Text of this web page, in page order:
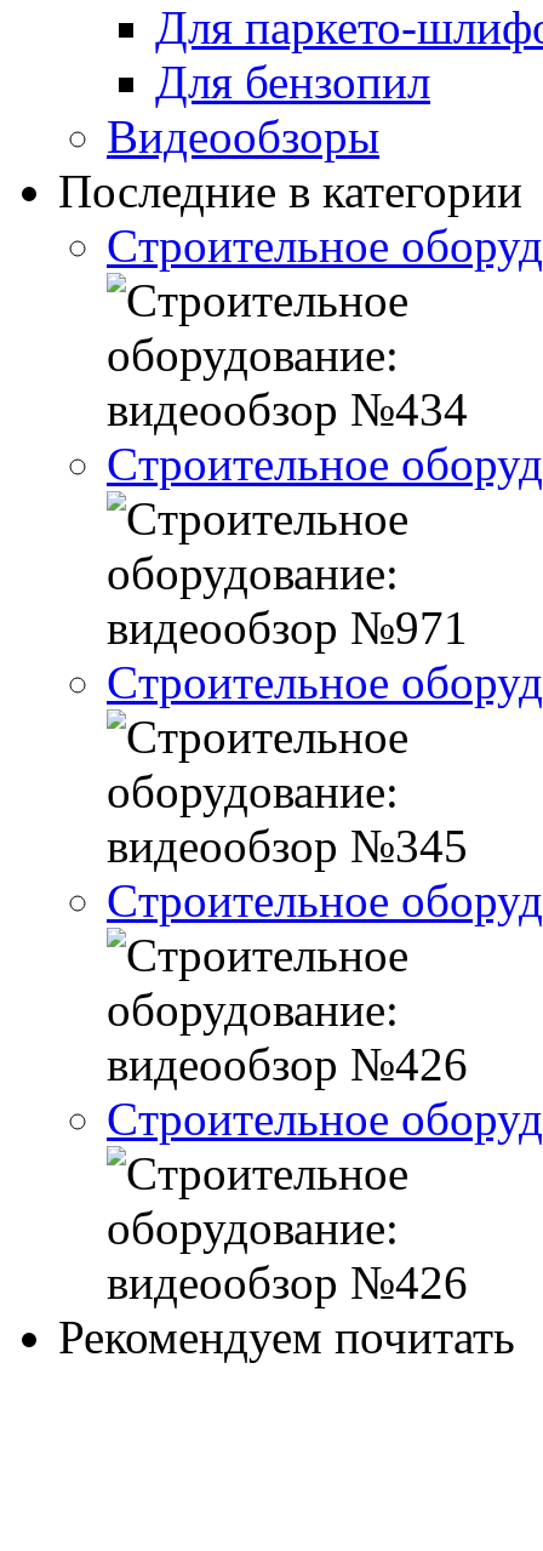
Для паркето-
Для бензопил
Видеообзоры
Последние в категории
Cтроительное
Cтроительное
Cтроительное
Cтроительное
Cтроительное
Рекомендуем почитать